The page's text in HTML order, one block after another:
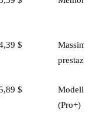
$
$
Modelli
(Pro+)